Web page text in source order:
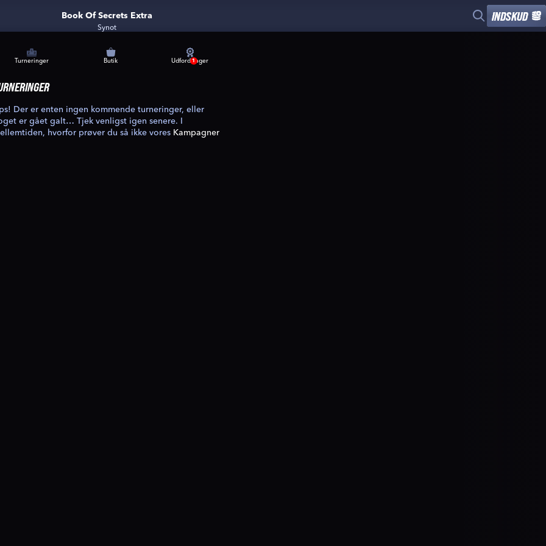
Book Of Secrets Extra
Synot
INDSKUD
Turneringer Butik 1
Udfordringer
Der er enten ingen kommende turneringer, eller
er gået galt… Tjek venligst igen senere. I
hvorfor prøver du så ikke vores Kampagner